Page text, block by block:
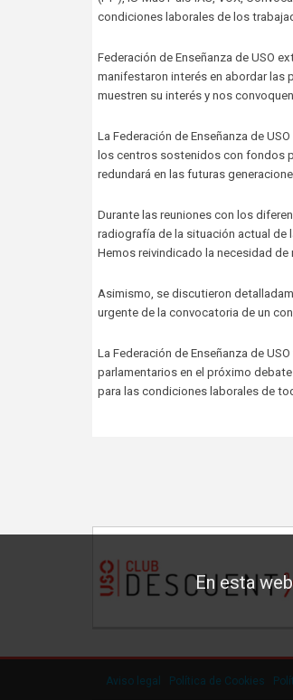
En esta
condiciones laborales de los
Federación de Enseñanza de USO
manifestaron interés en abordar las
muestren su interés y nos
La Federación de Enseñanza de
los centros sostenidos con fondos
redundará en las futuras
Durante las reuniones con los
radiografía de la situación actual de
Hemos reivindicado la necesidad de
Asimismo, se discutieron
urgente de la convocatoria de un
La Federación de Enseñanza de
parlamentarios en el próximo
para las condiciones laborales de
Aviso legal Política de Cookies